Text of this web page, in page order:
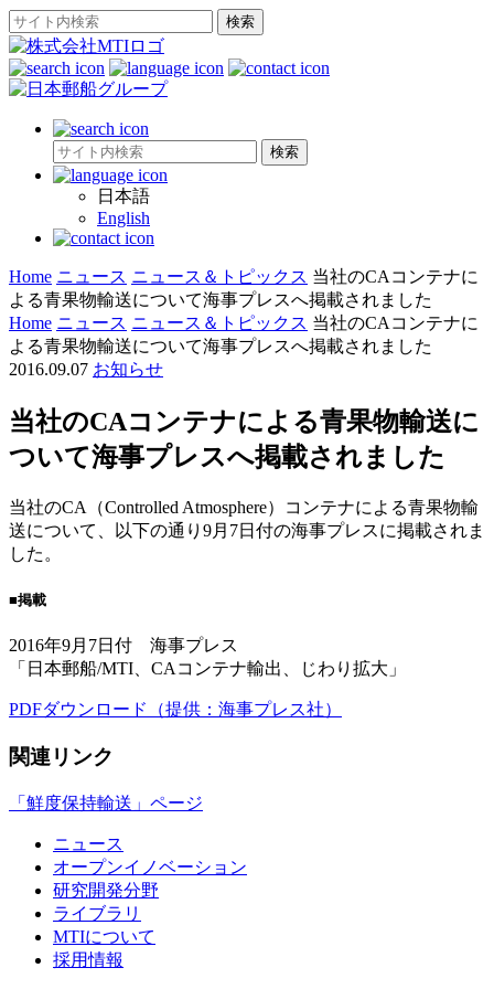
日本語
English
Home ニュース ニュース＆トピックス 当社のCAコンテナに
よる青果物輸送について海事プレスへ掲載されました
Home ニュース ニュース＆トピックス 当社のCAコンテナに
よる青果物輸送について海事プレスへ掲載されました
2016.09.07 お知らせ
当社のCAコンテナによる青果物輸送に
ついて海事プレスへ掲載されました
当社のCA（Controlled Atmosphere）コンテナによる青果物輸
送について、以下の通り9月7日付の海事プレスに掲載されま
した。
■掲載
2016年9月7日付 海事プレス
「日本郵船/MTI、CAコンテナ輸出、じわり拡大」
PDFダウンロード（提供：海事プレス社）
関連リンク
「鮮度保持輸送」ページ
ニュース
オープンイノベーション
研究開発分野
ライブラリ
MTIについて
採用情報